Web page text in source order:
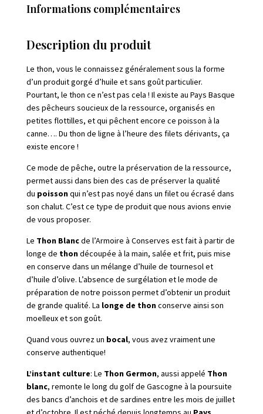
Informations complémentaires
Description du produit
Le thon, vous le connaissez généralement sous la forme
d’un produit gorgé d’huile et sans goût particulier.
Pourtant, le thon ce n’est pas cela ! Il existe au Pays Basque
des pêcheurs soucieux de la ressource, organisés en
petites flottilles, et qui pêchent encore ce poisson à la
canne…. Du thon de ligne à l’heure des filets dérivants, ça
existe encore !
Ce mode de pêche, outre la préservation de la ressource,
permet aussi dans bien des cas de préserver la qualité
du poissonqui n’est pas noyé dans un filet ou écrasé dans
son chalut. C’est ce type de produit que nous avions envie
de vous proposer.
Le Thon Blancde l’Armoire à Conserves est fait à partir de
longe de thondécoupée à la main, salée et frit, puis mise
en conserve dans un mélange d’huile de tournesol et
d’huile d’olive. L’absence de surgélation et le mode de
préparation de notre poisson permet d’obtenir un produit
de grande qualité. La longe de thonconserve ainsi son
moelleux et son goût.
Quand vous ouvrez un bocal, vous avez vraiment une
conserve authentique!
L’instant culture: Le Thon Germon, aussi appelé Thon
blanc, remonte le long du golf de Gascogne à la poursuite
des bancs d’anchois et de sardines entre les mois de juillet